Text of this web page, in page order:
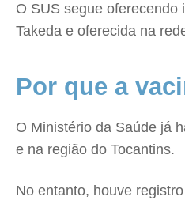
O SUS segue oferecendo
Takeda e oferecida na
Por que a
O Ministério da Saúde já
e na região do Tocantins.
No entanto, houve